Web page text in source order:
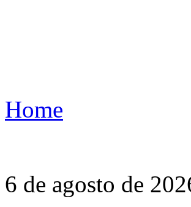
Home
6 de agosto de